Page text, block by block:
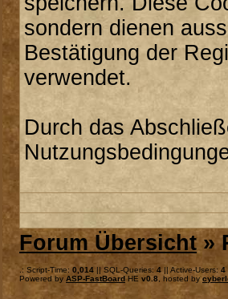
sondern dienen
Bestätigung der
verwendet.
Durch das
Forum Übersicht»
.: Script-Time: 0,014 || SQL-Queries: 4 || Active-Users: 4
Powered by ASP-FastBoard HE v0.8 , hosted by